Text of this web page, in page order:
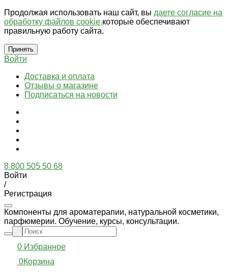
Продолжая использовать наш сайт, вы даете согласие на
обработку файлов cookie,которые обеспечивают
правильную работу сайта.
Принять
Войти
Доставка и оплата
Отзывы о магазине
Подписаться на новости
8 800 505 50 68
Войти
/
Регистрация
Компоненты для ароматерапии, натуральной косметики,
парфюмерии. Обучение, курсы, консультации.
0 Избранное
0Корзина